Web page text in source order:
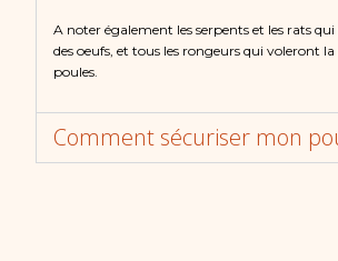
A noter également les serpents et les rats
des oeufs, et tous les rongeurs qui voleront
poules.
Comment sécuriser mon